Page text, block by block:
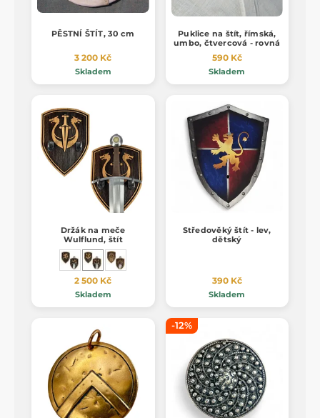
PĚSTNÍ ŠTÍT, 30 cm
3 200 Kč
Skladem
Puklice na štít, římská,
umbo, čtvercová - rovná
590 Kč
Skladem
Držák na meče
Wulflund, štít
2 500 Kč
Skladem
Středověký štít - lev,
dětský
390 Kč
Skladem
-12%